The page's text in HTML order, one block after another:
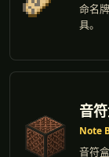
命名
具。
音
Note
音符